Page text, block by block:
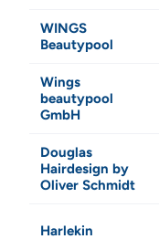
WINGS
Beautypool
Wings
beautypool
GmbH
Douglas
Hairdesign by
Oliver Schmidt
Harlekin